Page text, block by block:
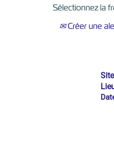
Sélectionnez la
Créer une